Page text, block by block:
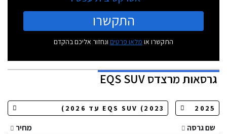
התקשרו
התקשרו או מלאו פרטים ונחזור אליכם בהקדם
גרסאותמרצדס EQS SUV
שם גרסה
מחיר